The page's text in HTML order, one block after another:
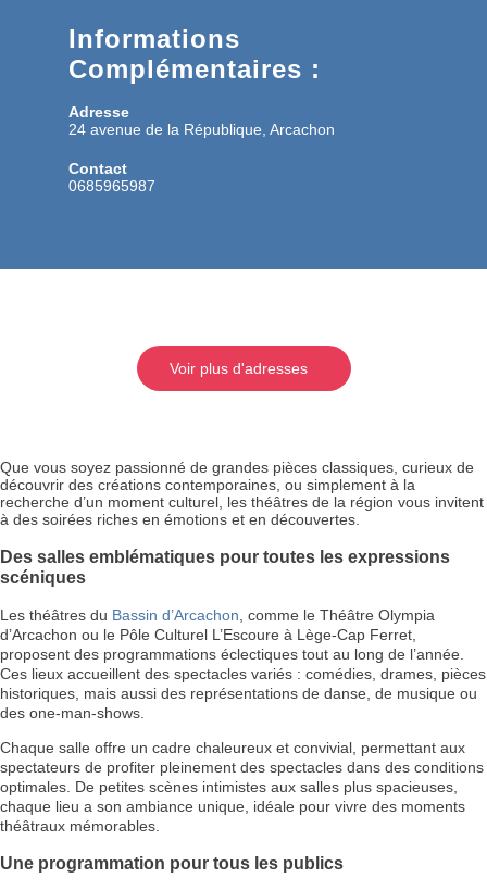
Informations
Complémentaires :
Adresse
24 avenue de la République, Arcachon
Contact
0685965987
Voir plus d'adresses
Que vous soyez passionné de grandes pièces classiques, curieux de
découvrir des créations contemporaines, ou simplement à la
recherche d’un moment culturel, les théâtres de la région vous invitent
à des soirées riches en émotions et en découvertes.
Des salles emblématiques pour toutes les expressions
scéniques
Les théâtres du Bassin d’Arcachon , comme le Théâtre Olympia
d’Arcachon ou le Pôle Culturel L’Escoure à Lège-Cap Ferret,
proposent des programmations éclectiques tout au long de l’année.
Ces lieux accueillent des spectacles variés : comédies, drames, pièces
historiques, mais aussi des représentations de danse, de musique ou
des one-man-shows.
Chaque salle offre un cadre chaleureux et convivial, permettant aux
spectateurs de profiter pleinement des spectacles dans des conditions
optimales. De petites scènes intimistes aux salles plus spacieuses,
chaque lieu a son ambiance unique, idéale pour vivre des moments
théâtraux mémorables.
Une programmation pour tous les publics